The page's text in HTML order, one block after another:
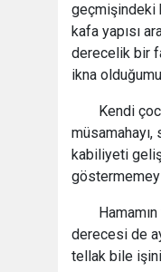
geçmişindeki
kafa yapısı
derecelik bir
ikna
Kendi
müsamahayı,
kabiliyeti
derecesi de
tellak bile